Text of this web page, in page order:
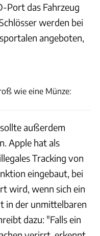
Port das Fahrzeug
werden bei
angeboten,
wie eine Münze:
außerdem
Apple hat als
Tracking von
eingebaut, bei
wird, wenn sich ein
in der unmittelbaren
dazu: "Falls ein